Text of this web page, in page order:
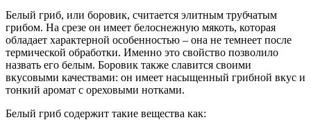
Белый гриб, или боровик, считается элитным трубчатым
грибом. На срезе он имеет белоснежную мякоть, которая
обладает характерной особенностью – она не темнеет после
термической обработки. Именно это свойство позволило
назвать его белым. Боровик также славится своими
вкусовыми качествами: он имеет насыщенный грибной вкус и
тонкий аромат с ореховыми нотками.
Белый гриб содержит такие вещества как: